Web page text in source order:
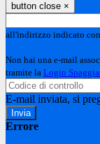
button close ×
all'indirizzo indicato
Non hai una e-mail
tramite la Login
E-mail inviata, si
Errore